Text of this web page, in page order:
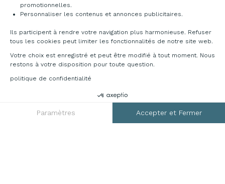
promotionnelles.
Personnaliser les contenus et annonces publicitaires.
Ils participent à rendre votre navigation plus harmonieuse. Refuser
tous les cookies peut limiter les fonctionnalités de notre site web.
Votre choix est enregistré et peut être modifié à tout moment. Nous
restons à votre disposition pour toute question.
politique de confidentialité
Paramètres Accepter et Fermer